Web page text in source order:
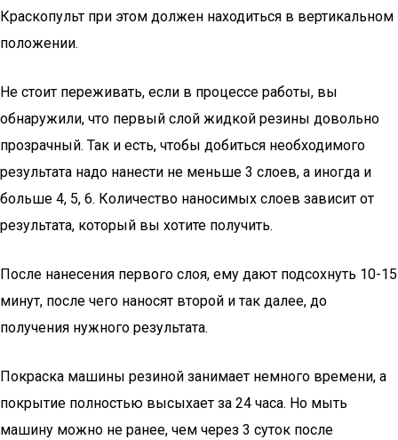
Краскопульт при этом должен находиться в вертикальном
положении.
Не стоит переживать, если в процессе работы, вы
обнаружили, что первый слой жидкой резины довольно
прозрачный. Так и есть, чтобы добиться необходимого
результата надо нанести не меньше 3 слоев, а иногда и
больше 4, 5, 6. Количество наносимых слоев зависит от
результата, который вы хотите получить.
После нанесения первого слоя, ему дают подсохнуть 10-15
минут, после чего наносят второй и так далее, до
получения нужного результата.
Покраска машины резиной занимает немного времени, а
покрытие полностью высыхает за 24 часа. Но мыть
машину можно не ранее, чем через 3 суток после